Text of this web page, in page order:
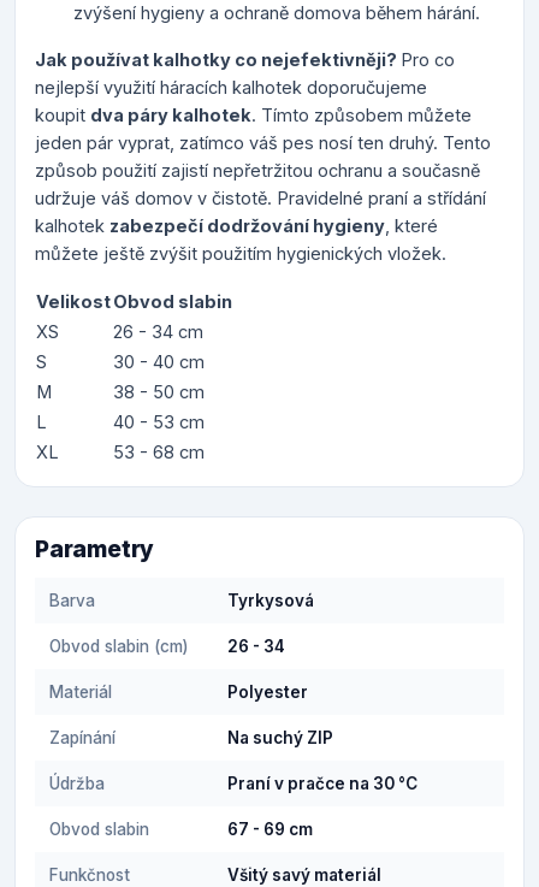
zvýšení hygieny a ochraně domova během hárání.
Jak používat kalhotky co nejefektivněji? Pro co
nejlepší využití háracích kalhotek doporučujeme
koupit dva páry kalhotek. Tímto způsobem můžete
jeden pár vyprat, zatímco váš pes nosí ten druhý. Tento
způsob použití zajistí nepřetržitou ochranu a současně
udržuje váš domov v čistotě. Pravidelné praní a střídání
kalhotek zabezpečí dodržování hygieny , které
můžete ještě zvýšit použitím hygienických vložek.
VelikostObvod slabin
XS
26 - 34 cm
S
30 - 40 cm
M
38 - 50 cm
L
40 - 53 cm
XL
53 - 68 cm
Parametry
Barva Tyrkysová
Obvod slabin (cm) 26 - 34
Materiál Polyester
Zapínání Na suchý ZIP
Údržba Praní v pračce na 30 °C
Obvod slabin 67 - 69 cm
Funkčnost Všitý savý materiál